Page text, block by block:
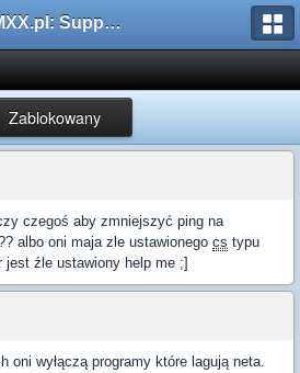
AMXX.pl: Support AMX Mod X i SourceMod
Zablokowany
czegoś aby zmniejszyć ping na
albo oni maja zle ustawionego cs typu
źle ustawiony help me ;]
oni wyłączą programy które lagują neta.